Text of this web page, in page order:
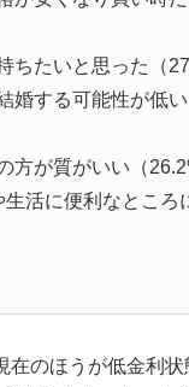
ちたいと思った（
婚する可能性が低
方が質がいい（
生活に便利なところ
在のほうが低金利状